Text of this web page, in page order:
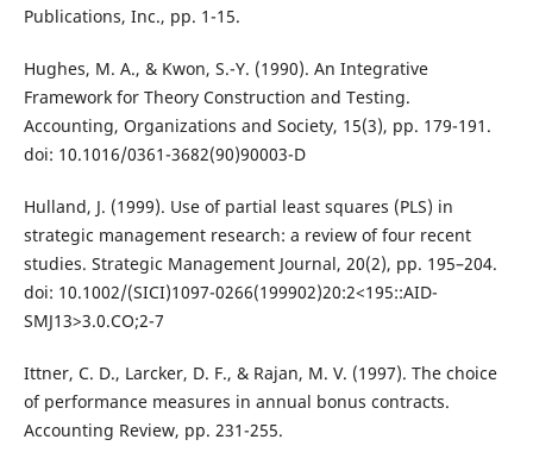
Publications, Inc., pp. 1-15.
Hughes, M. A., & Kwon, S.-Y. (1990). An Integrative
Framework for Theory Construction and Testing.
Accounting, Organizations and Society, 15(3), pp. 179-191.
doi: 10.1016/0361-3682(90)90003-D
Hulland, J. (1999). Use of partial least squares (PLS) in
strategic management research: a review of four recent
studies. Strategic Management Journal, 20(2), pp. 195–204.
doi: 10.1002/(SICI)1097-0266(199902)20:2<195::AID-
SMJ13>3.0.CO;2-7
Ittner, C. D., Larcker, D. F., & Rajan, M. V. (1997). The choice
of performance measures in annual bonus contracts.
Accounting Review, pp. 231-255.